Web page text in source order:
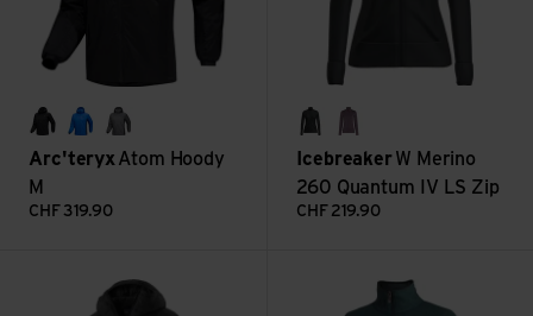
blackfluidity/blk sapphire
cloud/black
Arc'teryx Atom Hoody
M
CHF 319.90
blackgrey plum
Icebreaker W Merino
260 Quantum IV LS Zip
CHF 219.90